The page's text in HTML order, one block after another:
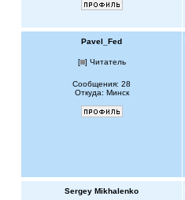
Pavel_Fed
[ ] Читатель
Сообщения: 28
Откуда: Минск
Sergey Mikhalenko